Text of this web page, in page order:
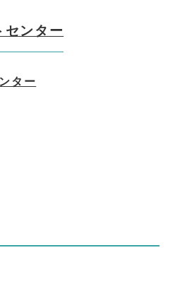
センター
ター